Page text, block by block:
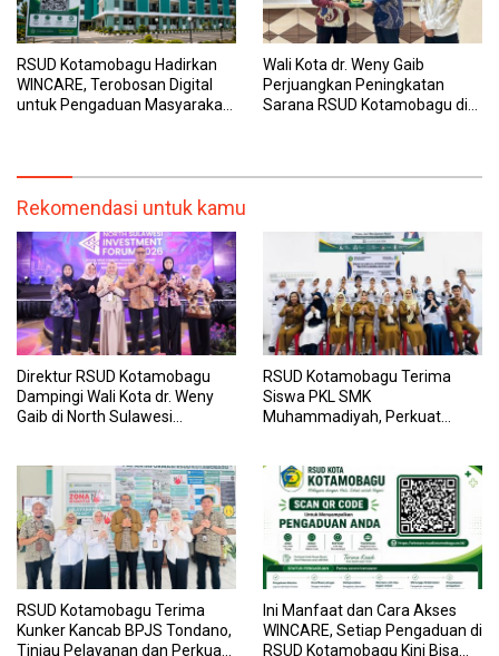
RSUD Kotamobagu Hadirkan
WINCARE, Terobosan Digital
untuk Pengaduan Masyarakat
Wali Kota dr. Weny Gaib
Perjuangkan Peningkatan
Sarana RSUD Kotamobagu di
Rekomendasi untuk kamu
Direktur RSUD Kotamobagu
Dampingi Wali Kota dr. Weny
Gaib di North Sulawesi
RSUD Kotamobagu Terima
Siswa PKL SMK
Muhammadiyah, Perkuat
RSUD Kotamobagu Terima
Kunker Kancab BPJS Tondano,
Tinjau Pelayanan dan Perkuat
Ini Manfaat dan Cara Akses
WINCARE, Setiap Pengaduan di
RSUD Kotamobagu Kini Bisa